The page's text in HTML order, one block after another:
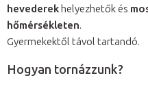
hevederek helyezhetők és
hőmérsékleten.
Gyermekektől távol tartandó.
Hogyan tornázzunk?